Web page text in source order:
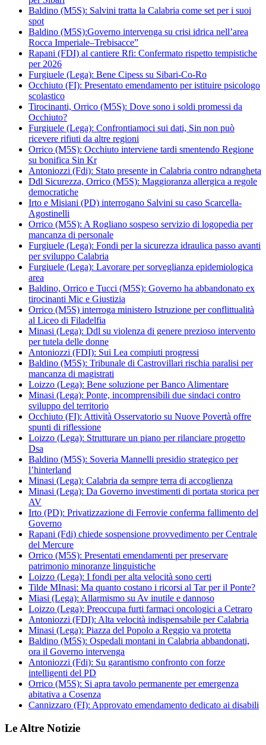
Baldino (M5S): Salvini tratta la Calabria come set per i suoi
spot
Baldino (M5S):Governo intervenga su crisi idrica nell’area
Rocca Imperiale–Trebisacce”
Rapani (FDI) al cantiere Rfi: Confermato rispetto tempistiche
per 2026
Furgiuele (Lega): Bene Cipess su Sibari-Co-Ro
Occhiuto (FI): Presentato emendamento per istituire psicologo
scolastico
Tirocinanti, Orrico (M5S): Dove sono i soldi promessi da
Occhiuto?
Furgiuele (Lega): Confrontiamoci sui dati, Sin non può
ricevere rifiuti da altre regioni
Orrico (M5S): Occhiuto interviene tardi smentendo Regione
su bonifica Sin Kr
Antoniozzi (Fdi): Stato presente in Calabria contro ndrangheta
Ddl Sicurezza, Orrico (M5S): Maggioranza allergica a regole
democratiche
Irto e Misiani (PD) interrogano Salvini su caso Scarcella-
Agostinelli
Orrico (M5S): A Rogliano sospeso servizio di logopedia per
mancanza di personale
Furgiuele (Lega): Fondi per la sicurezza idraulica passo avanti
per sviluppo Calabria
Furgiuele (Lega): Lavorare per sorveglianza epidemiologica
area
Baldino, Orrico e Tucci (M5S): Governo ha abbandonato ex
tirocinanti Mic e Giustizia
Orrico (M5S) interroga ministero Istruzione per conflittualità
al Liceo di Filadelfia
Minasi (Lega): Ddl su violenza di genere prezioso intervento
per tutela delle donne
Antoniozzi (FDI): Sui Lea compiuti progressi
Baldino (M5S): Tribunale di Castrovillari rischia paralisi per
mancanza di magistrati
Loizzo (Lega): Bene soluzione per Banco Alimentare
Minasi (Lega): Ponte, incomprensibili due sindaci contro
sviluppo del territorio
Occhiuto (FI): Attività Osservatorio su Nuove Povertà offre
spunti di riflessione
Loizzo (Lega): Strutturare un piano per rilanciare progetto
Dsa
Baldino (M5S): Soveria Mannelli presidio strategico per
l’hinterland
Minasi (Lega): Calabria da sempre terra di accoglienza
Minasi (Lega): Da Governo investimenti di portata storica per
AV
Irto (PD): Privatizzazione di Ferrovie conferma fallimento del
Governo
Rapani (Fdi) chiede sospensione provvedimento per Centrale
del Mercure
Orrico (M5S): Presentati emendamenti per preservare
patrimonio minoranze linguistiche
Loizzo (Lega): I fondi per alta velocità sono certi
Tilde MInasi: Ma quanto costano i ricorsi al Tar per il Ponte?
Miasi (Lega): Allarmismo su Av inutile e dannoso
Loizzo (Lega): Preoccupa furti farmaci oncologici a Cetraro
Antoniozzi (FDI): Alta velocità indispensabile per Calabria
Minasi (Lega): Piazza del Popolo a Reggio va protetta
Baldino (M5S): Ospedali montani in Calabria abbandonati,
ora il Governo intervenga
Antoniozzi (Fdi): Su garantismo confronto con forze
intelligenti del PD
Orrico (M5S): Si apra tavolo permanente per emergenza
abitativa a Cosenza
Cannizzaro (FI): Approvato emendamento dedicato ai disabili
Le Altre Notizie